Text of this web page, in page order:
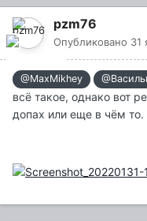
pzm76
Опубликовано 31
@MaxMikhey
всё такое, однако вот
допах или еще в чём то.